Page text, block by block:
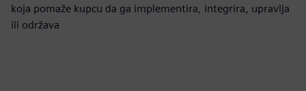
koja pomaže kupcu da ga implementira, integrira, upravlja
ili održava